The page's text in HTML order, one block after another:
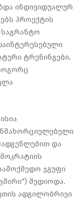
ინდივიდუალურ
პროექტის
საგრანტო
ტრენინგები.
და
ჯგუფი
შედიოდა.
ადგილობრივი